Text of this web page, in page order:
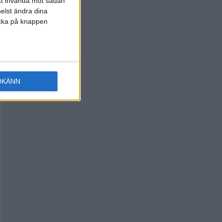
ändra dina
på knappen